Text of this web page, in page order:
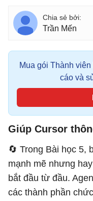
Trần Mến
Mua gói Thành
cáo và
Giúp Cursor
🔄 Trong Bài học 5,
mạnh mẽ nhưng
bắt đầu từ đầu.
các thành phần